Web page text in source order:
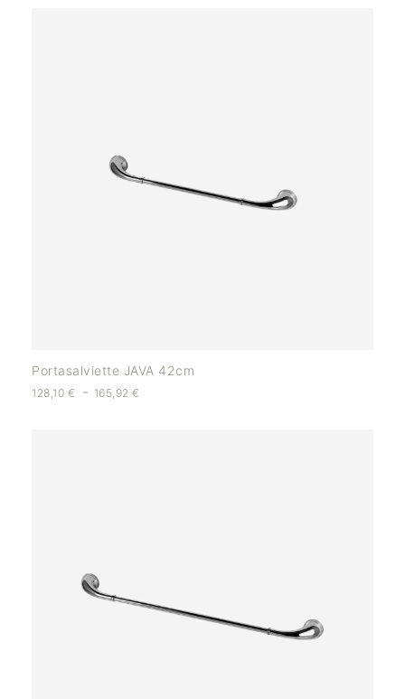
Portasalviette JAVA 42cm
128,10 € - 165,92€